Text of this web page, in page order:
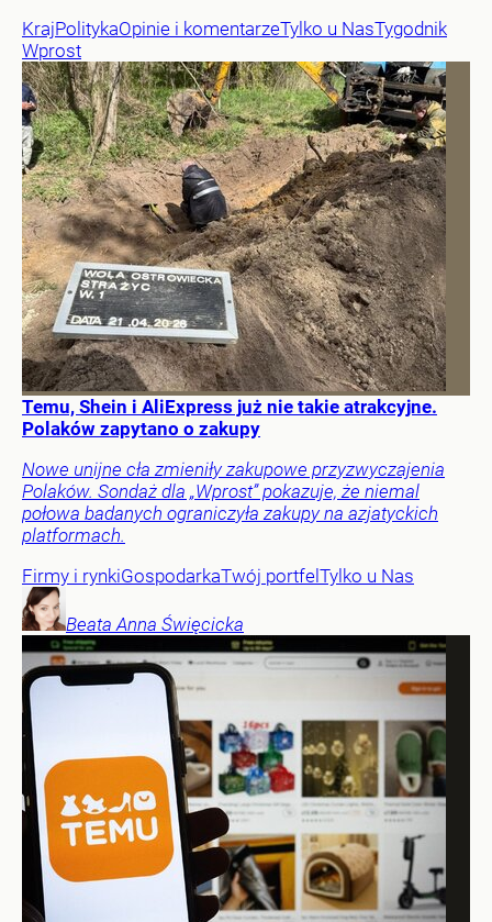
KrajPolitykaOpinie i komentarzeTylko u NasTygodnik
Wprost
Temu, Shein i AliExpress już nie takie atrakcyjne.
Polaków zapytano o zakupy
Nowe unijne cła zmieniły zakupowe przyzwyczajenia
Polaków. Sondaż dla „Wprost” pokazuje, że niemal
połowa badanych ograniczyła zakupy na azjatyckich
platformach.
Firmy i rynkiGospodarkaTwój portfelTylko u Nas
Beata Anna Święcicka